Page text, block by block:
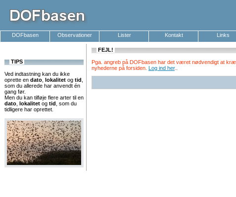
DOFbasen Observationer Lister Kontakt Links
TIPS
Ved indtastning kan du ikke
oprette en dato lokalitet og tid
som du allerede har anvendt én
gang før.
Men du kan tilføje flere arter til en
dato lokalitet og tid , som du
tidligere har oprettet.
FEJL!
Pga. angreb på DOFbasen har det været nødvendigt at
nyhederne på forsiden. Log ind her.